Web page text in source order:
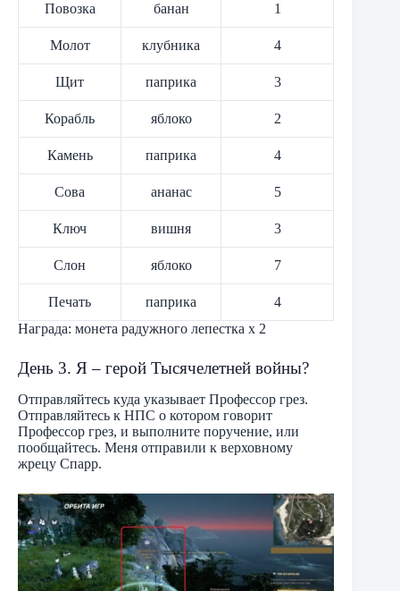
Повозка банан 1
Молот клубника 4
Щит паприка 3
Корабль яблоко 2
Камень паприка 4
Сова ананас 5
Ключ вишня 3
Слон яблоко 7
Печать паприка
4
Награда: монета радужного лепестка х 2
День 3. Я – герой Тысячелетней войны?
Отправляйтесь куда указывает Профессор грез.
Отправляйтесь к НПС о котором говорит
Профессор грез, и выполните поручение, или
пообщайтесь. Меня отправили к верховному
жрецу Спарр.